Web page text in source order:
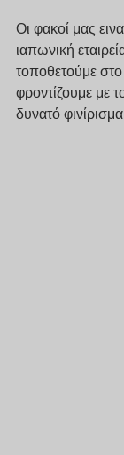
Οι φακοί μας
ιαπωνική
τοποθετούμε
φροντίζουμε με
δυνατό